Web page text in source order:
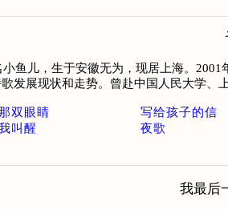
鱼儿，生于安徽无为，现居上海。
发展现状和走势。曾赴中国人民大学、
双眼睛
写给孩子的信
叫醒
夜歌
我最后